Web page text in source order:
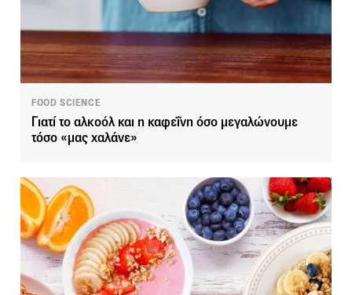
FOOD SCIENCE
Γιατί το αλκοόλ και η καφεΐνη όσο μεγαλώνουμε
τόσο «μας χαλάνε»